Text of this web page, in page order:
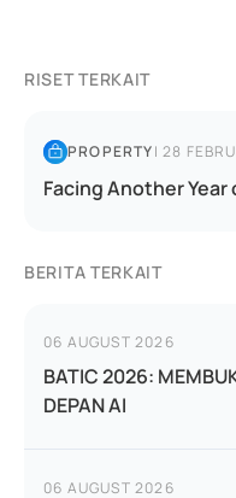
RISET TERKAIT
PROPERTY|28
Facing Another Year
BERITA TERKAIT
06 AUGUST 2026
BATIC 2026:
DEPAN AI
06 AUGUST 2026